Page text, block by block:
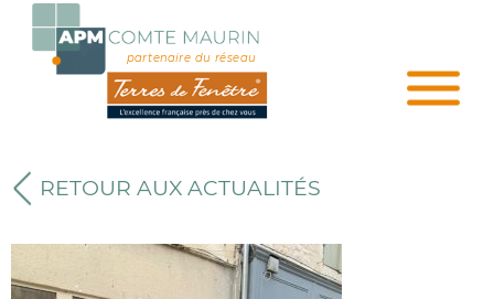
partenaire du réseau
RETOUR AUX ACTUALITÉS